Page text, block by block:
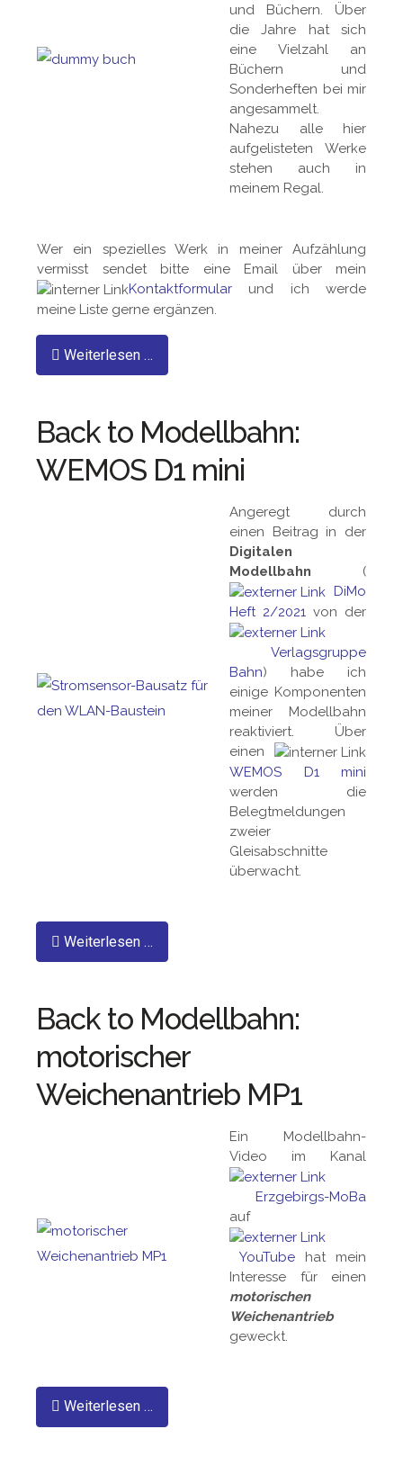
und Büchern. Über
die Jahre hat sich
eine Vielzahl an
Büchern und
Sonderheften bei mir
angesammelt.
Nahezu alle hier
aufgelisteten Werke
stehen auch in
meinem Regal.
Wer ein spezielles Werk in meiner Aufzählung
vermisst sendet bitte eine Email über mein
Kontaktformular und ich werde
meine Liste gerne ergänzen.
Weiterlesen …
Back to Modellbahn:
WEMOS D1 mini
Angeregt durch
einen Beitrag in der
Digitalen
Modellbahn (
DiMo
Heft 2/2021 von der
Verlagsgruppe
Bahn) habe ich
einige Komponenten
meiner Modellbahn
reaktiviert. Über
einen
WEMOS D1 mini
werden die
Belegtmeldungen
zweier
Gleisabschnitte
überwacht.
Weiterlesen …
Back to Modellbahn:
motorischer
Weichenantrieb MP1
Ein Modellbahn-
Video im Kanal
Erzgebirgs-MoBa
auf
YouTube hat mein
Interesse für einen
motorischen
Weichenantrieb
geweckt.
Weiterlesen …